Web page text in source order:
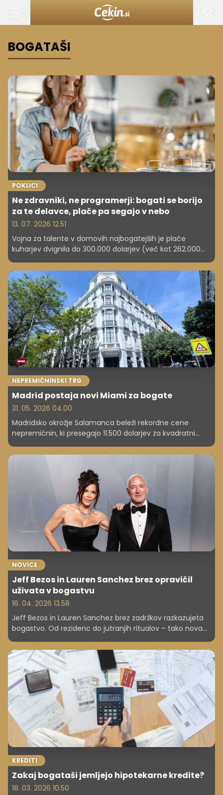
BOGATAŠI
POKLICI
Ne zdravniki, ne programerji: bogati se borijo
za te delavce, plače pa segajo v nebo
13. 07. 2026 12.51
Vojna za talente v domovih najbogatejših je plače
kuharjev dvignila do 300.000 dolarjev (več kot 262.000
evrov), saj bogati vse bolj cenijo diskretnost in visoko
kakovost.
NEPREMIČNINSKI TRG
Madrid postaja novi Miami za bogate
31. 05. 2026 04.00
Madridsko okrožje Salamanca beleži rekordne cene
nepremičnin, ki presegajo 11.500 dolarjev za kvadratni
meter (9.900 evrov), saj tuji kupci izpodrivajo lokalno
prebivalstvo.
NOVICE
Jeff Bezos in Lauren Sanchez brez opravičil
uživata v bogastvu
16. 04. 2026 13.58
Jeff Bezos in Lauren Sanchez brez zadržkov razkazujeta
bogastvo. Od rezidenc do jutranjih ritualov – tako nova
elita razume uspeh.
KREDITI
Zakaj bogataši jemljejo hipotekarne kredite?
18. 03. 2026 10.50